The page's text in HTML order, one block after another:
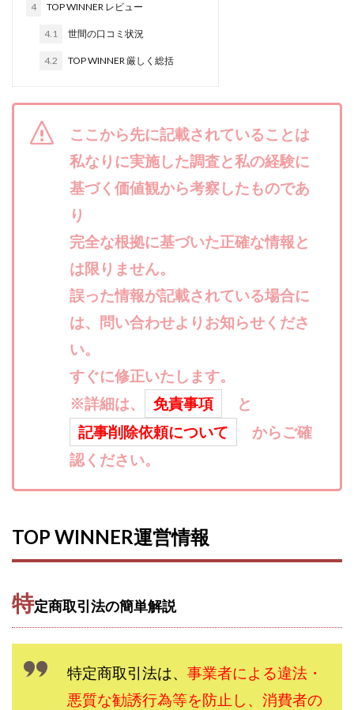
4 TOP WINNER レビュー
4.1 世間の口コミ状況
4.2 TOP WINNER 厳しく総括
ここから先に記載されていることは
私なりに実施した調査と私の経験に
基づく価値観から考察したものであ
り
完全な根拠に基づいた正確な情報と
は限りません。
誤った情報が記載されている場合に
は、問い合わせよりお知らせくださ
い。
すぐに修正いたします。
※詳細は、
免責事項
と
記事削除依頼について
からご確
認ください。
TOP WINNER運営情報
特定商取引法の簡単解説
特定商取引法は、 事業者による違法・
悪質な勧誘行為等を防止し、消費者の
合同会社リュウシン
合同会社リンク
合同会社リングペイ
吉岡勝利
吉江 佑弥
和佐大輔 唐莉萍
安達健太郎
我有洋哉 川崎 渉
山形直樹
山本拓弥(チョゴリ)
山本耕而
岡崎 健二
岡村貴弘
岡田芳弘 島田隆則
嵯峨翔太郎
市川彩子
布施春輝 平野千春
後藤健二
必勝プロジェクト無双
山崎隆
山岸祐介 宮光勇次
小川ゆうり
宮地乙十葉
宮本将 宮林 慶次
宮田裕司
富岡 伸成
寺澤英明
将軍 小川 和人
山口英樹
小林よしのり 小林尚美
小林雄樹
小森みずき
小泉一浩
少額資金で激安不動産投資
尾崎圭司
山中祐希
山之内リアルエステート株式会社
株式会社STAGE
株式会社STS
合同会社アース
空いた時間で高齢者でも稼げる
競馬でカンタン副業 運営事務局
竹井佑介
竹原芳美
織田慶
臼井穂乃果
舟引佑太
荒木剛志 菅原将悟
華山奈緒子
藤咲優
藤堂 成一 藤堂健一
秘密のテキスト
秋葉 卓也
藤田 陸 畑岡宏光 田中